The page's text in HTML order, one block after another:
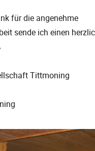
für die angenehme
sende ich einen
Tittmoning